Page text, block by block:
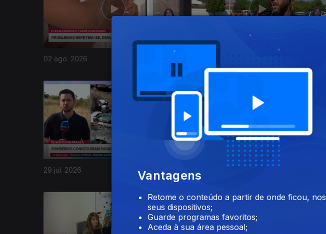
02 ago. 2026
29 jul. 2026
945012
Vantagens
Retome o conteúdo a partir de onde ficou, nos
seus dispositivos;
Guarde programas favoritos;
Aceda à sua área pessoal;